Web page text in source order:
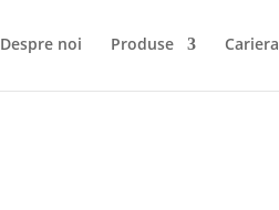
Despre noi Produse Cariera